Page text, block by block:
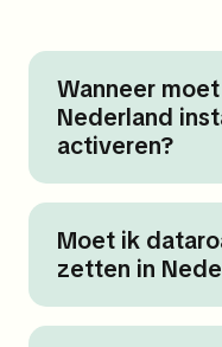
Wanneer
Nederland
activeren?
Moet ik
zetten in